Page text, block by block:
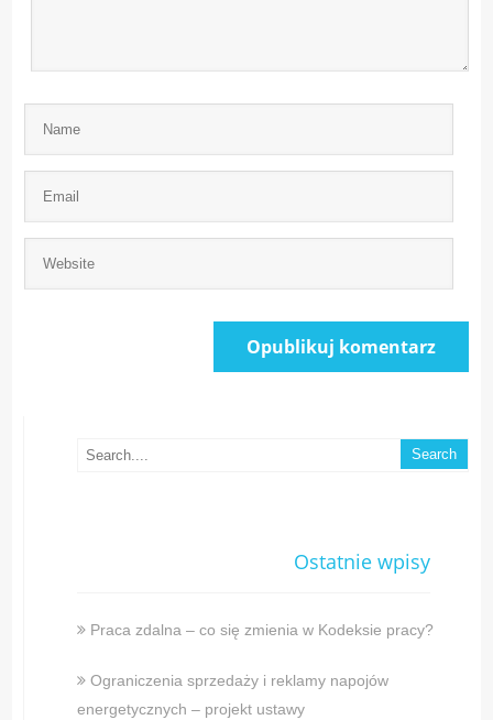
Ostatnie wpisy
Praca zdalna – co się zmienia w Kodeksie pracy?
Ograniczenia sprzedaży i reklamy napojów
energetycznych – projekt ustawy